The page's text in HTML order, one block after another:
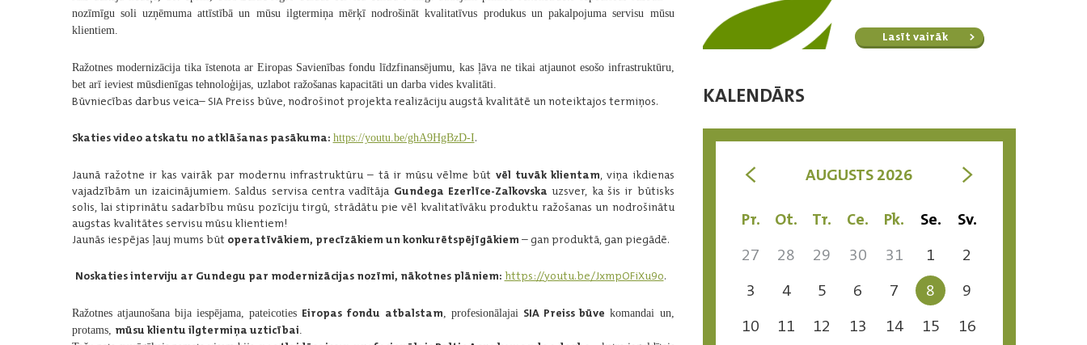
nozīmīgu soli uzņēmuma attīstībā un mūsu ilgtermiņa mērķī nodrošināt kvalitatīvus produkus un pakalpojuma servisu mūsu
klientiem.
Ražotnes modernizācija tika īstenota ar Eiropas Savienības fondu līdzfinansējumu, kas ļāva ne tikai atjaunot esošo infrastruktūru,
bet arī ieviest mūsdienīgas tehnoloģijas, uzlabot ražošanas kapacitāti un darba vides kvalitāti.
Būvniecības darbus veica– SIAPreiss būve, nodrošinot projekta realizāciju augstā kvalitātē un noteiktajos termiņos.
Skaties video atskatu no atklāšanas pasākuma: https://youtu.be/ghA9HgBzD-I.
Jaunā ražotne ir kas vairāk par modernu infrastruktūru – tā ir mūsu vēlme būt vēl tuvāk klientam, viņa ikdienas
vajadzībām un izaicinājumiem. Saldus servisa centra vadītāja Gundega Ezerlīce-Zalkovska uzsver, ka šis ir būtisks
solis, lai stiprinātu sadarbību mūsu pozīciju tirgū, strādātu pie vēl kvalitatīvāku produktu ražošanas un nodrošinātu
augstas kvalitātes servisu mūsu klientiem!
Jaunās iespējas ļauj mums būt operatīvākiem, precīzākiem un konkurētspējīgākiem – gan produktā, gan piegādē.
Noskaties interviju ar Gundegu par modernizācijas nozīmi, nākotnes plāniem: https://youtu.be/JxmpOFiXu9o.
Ražotnes atjaunošana bija iespējama, pateicoties Eiropas fondu atbalstam, profesionālajai SIA Preiss būve komandai un,
protams, mūsu klientu ilgtermiņa uzticībai.
Lasīt vairāk
KALENDĀRS
< AUGUSTS 2026 >
Pr. Ot. Tr. Ce. Pk. Se.
Sv.
27
28 29 30 31 1
2
3
4 5 6 7 8
9
10
11 12 13 14 15
16